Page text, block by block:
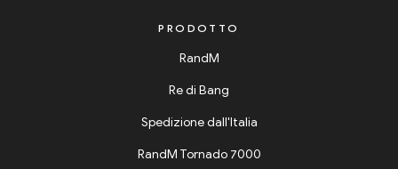
PRODOTTO
RandM
Re di Bang
Spedizione dall'Italia
RandM Tornado 7000